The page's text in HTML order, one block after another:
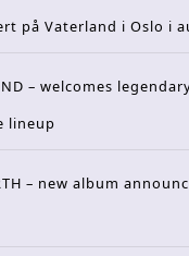
på Vaterland i Oslo i
– welcomes
lineup
– new album